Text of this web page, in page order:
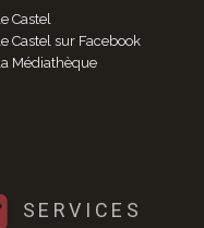
le Castel
le Castel sur Facebook
la Médiathèque
SERVICES